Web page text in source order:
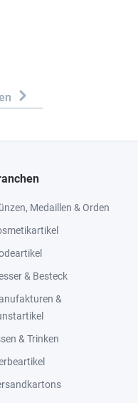
Medaillen & Orden
& Besteck
&
& Trinken